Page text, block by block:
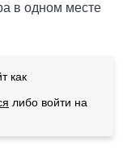
в одном месте
как
либо войти на